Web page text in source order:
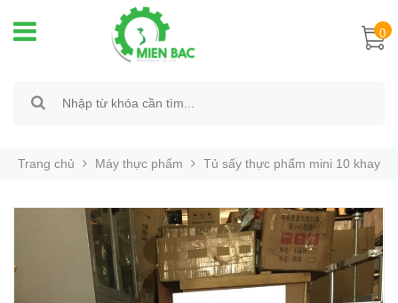
0
Trang chủ Máy thực phẩm Tủ sấy thực phẩm mini 10 khay